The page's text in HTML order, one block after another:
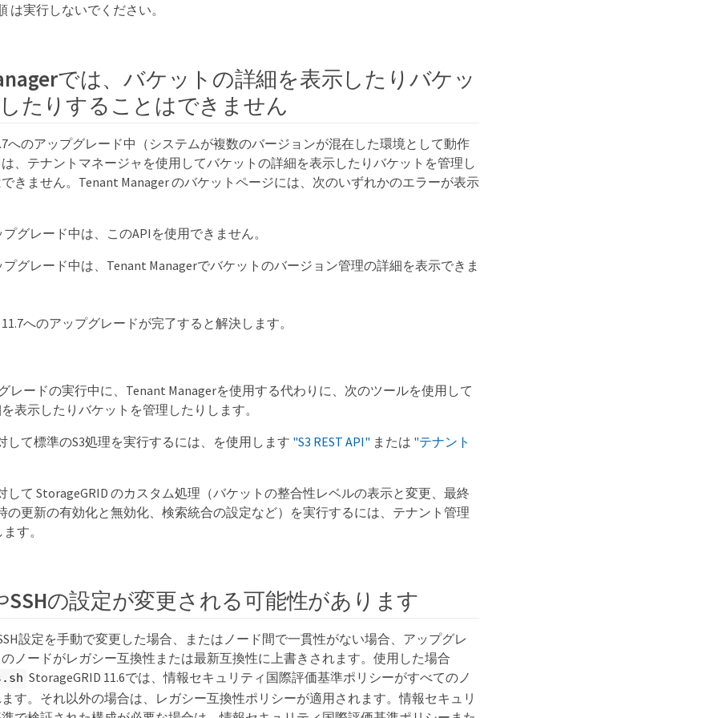
は実行しないでください。
では、バケットの詳細を表示したりバケッ
たりすることはできません
へのアップグレード中（システムが複数のバージョンが混在した環境として動作
、テナントマネージャを使用してバケットの詳細を表示したりバケットを管理し
きません。Tenant Manager のバケットページには、次のいずれかのエラーが表示
プグレード中は、このAPIを使用できません。
プグレード中は、Tenant Managerでバケットのバージョン管理の詳細を表示できま
へのアップグレードが完了すると解決します。
レードの実行中に、Tenant Managerを使用する代わりに、次のツールを使用して
表示したりバケットを管理したりします。
して標準のS3処理を実行するには、を使用します "S3 REST API" または "テナント
して StorageGRID のカスタム処理（バケットの整合性レベルの表示と変更、最終
の更新の有効化と無効化、検索統合の設定など）を実行するには、テナント管理
す。
SSHの設定が変更される可能性があります
設定を手動で変更した場合、またはノード間で一貫性がない場合、アップグレ
ノードがレガシー互換性または最新互換性に上書きされます。使用した場合
StorageGRID 11.6では、情報セキュリティ国際評価基準ポリシーがすべてのノ
す。それ以外の場合は、レガシー互換性ポリシーが適用されます。情報セキュリ